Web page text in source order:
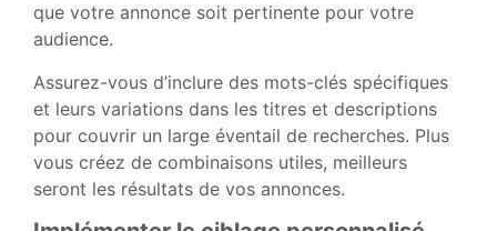
que votre annonce soit pertinente pour votre
audience.
Assurez-vous d’inclure des mots-clés spécifiques
et leurs variations dans les titres et descriptions
pour couvrir un large éventail de recherches. Plus
vous créez de combinaisons utiles, meilleurs
seront les résultats de vos annonces.